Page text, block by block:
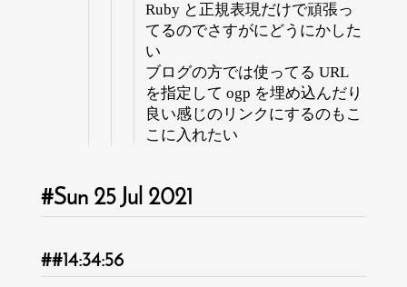
Ruby と正規表現だけで頑張っ
てるのでさすがにどうにかした
い
ブログの方では使ってる URL
を指定して ogp を埋め込んだり
良い感じのリンクにするのもこ
こに入れたい
Sun 25 Jul 2021
14:34:56